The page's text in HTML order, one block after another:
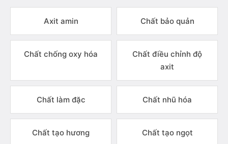
Axit amin Chất bảo quản
Chất chống oxy hóa
Chất điều chỉnh độ
axit
Chất làm đặc Chất nhũ hóa
Chất tạo hương Chất tạo ngọt